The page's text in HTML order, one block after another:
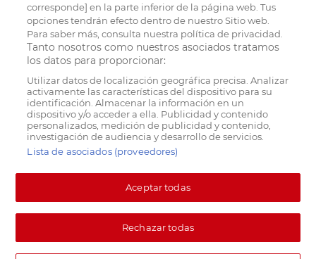
corresponde] en la parte inferior de la página web. Tus
opciones tendrán efecto dentro de nuestro Sitio web.
Para saber más, consulta nuestra política de privacidad.
Tanto nosotros como nuestros asociados tratamos
los datos para proporcionar:
Utilizar datos de localización geográfica precisa. Analizar
activamente las características del dispositivo para su
identificación. Almacenar la información en un
dispositivo y/o acceder a ella. Publicidad y contenido
personalizados, medición de publicidad y contenido,
investigación de audiencia y desarrollo de servicios.
Lista de asociados (proveedores)
Aceptar todas
Rechazar todas